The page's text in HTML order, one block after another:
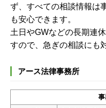
ず、すべての相談情報は
も安心できます。
土日やGWなどの長期連
すので、急ぎの相談にも
アース法律事務所